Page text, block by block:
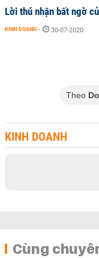
Lời thú nhận bất ngờ
KINH DOANH - 30-07-2020
Theo
KINH DOANH
Cùng